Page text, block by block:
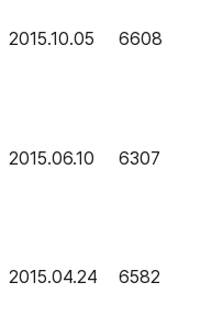
2015.10.05 6608
2015.06.10 6307
2015.04.24 6582